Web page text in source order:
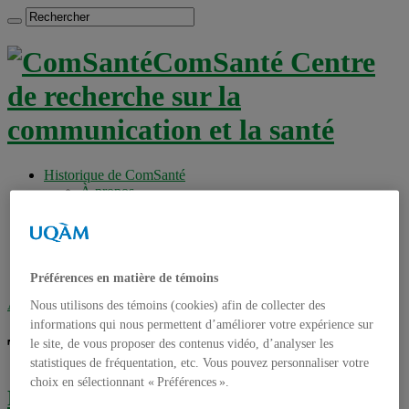
ComSanté Centre
de recherche sur la
communication et la santé
Historique de ComSanté
À propos
Anciens Membres
Chercheurs réguliers
Étudiants
Accueil»Tag archives : drogues
Tag archives :drogues
Retombées de la recherche : Quand les
Préférences en matière de témoins
Nous utilisons des témoins (cookies) afin de collecter des
informations qui nous permettent d’améliorer votre expérience sur
le site, de vous proposer des contenus vidéo, d’analyser les
statistiques de fréquentation, etc. Vous pouvez personnaliser votre
choix en sélectionnant « Préférences ».